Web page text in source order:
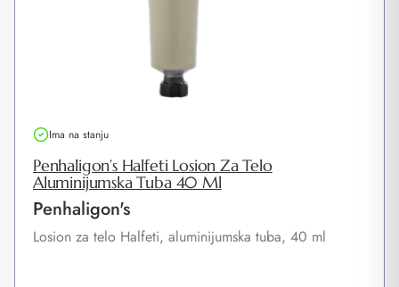
Ima na stanju
Penhaligon’s Halfeti Losion Za Telo
Aluminijumska Tuba 40 Ml
Penhaligon's
Losion za telo Halfeti, aluminijumska tuba, 40 ml